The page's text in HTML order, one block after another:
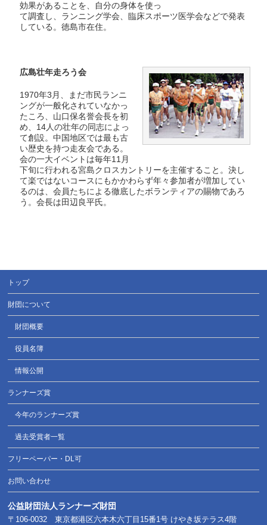
効果があることを、自分の身体を使っ
て調査し、ランニング学会、臨床スポーツ医学会などで発表
している。徳島市在住。
広島壮年走ろう会
1970年3月、まだ市民ランニ
ングが一般化されていなかっ
たころ、山口保名誉会長を初
め、14人の壮年の同志によっ
て創設。中国地区では最も古
い歴史を持つ走友会である。
会の一大イベントは毎年11月
下旬に行われる宮島クロスカントリーを主催すること。決し
て楽ではないコースにもかかわらず年々参加者が増加してい
るのは、会員たちによる徹底したボランティアの賜物であろ
う。会長は田辺良平氏。
トップ
財団について
財団概要
役員名簿
情報公開
ランナーズ賞
今年のランナーズ賞
過去受賞者一覧
フリーペーパー・DL可
お問い合わせ
公益財団法人ランナーズ財団
〒106-0032 東京都港区六本木六丁目15番1号 けやき坂テラス4階